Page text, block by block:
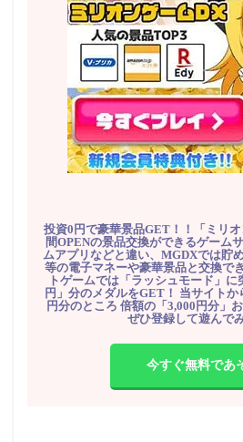
投資0円で豪華景品GET！！「ミリ
間OPENの景品交換ができるゲーム
ムアプリなどと違い、MGDXでは貯
等の電子マネーや豪華景品と交換で
トゲームでは「ラッシュモード」
円」分のメダルをGET！ 当サイトか
円分のところ 倍額の「3,000円分」
ぜひ登録して遊んで
今すぐ無料であ